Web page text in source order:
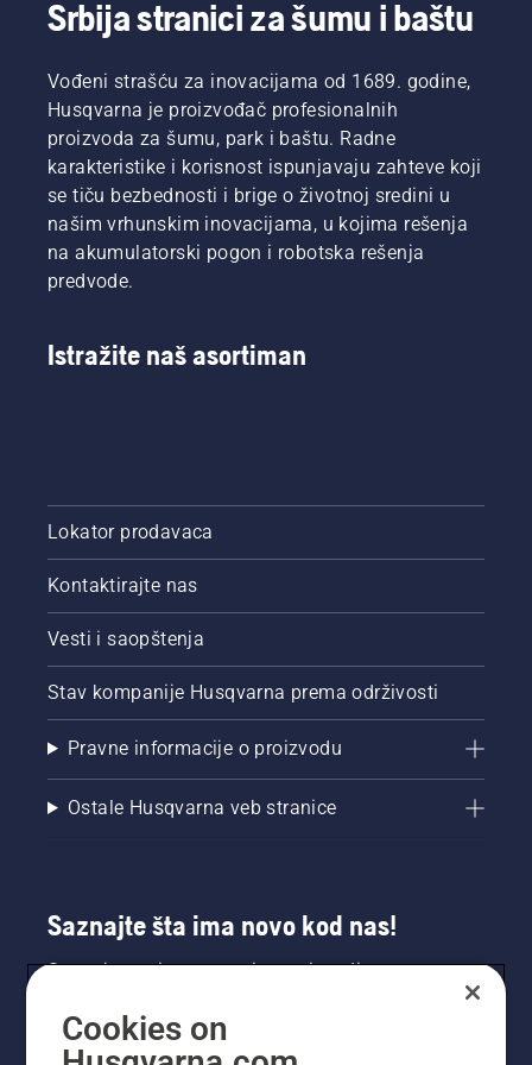
ogradom
potpuno
novom,
sastavili
smo ovaj
vodič
koji je
jednostavan
za
praćenje
kako
pomogli
Srbija stranici za šumu i baštu
Vođeni strašću za inovacijama od 1689. godine,
Husqvarna je proizvođač profesionalnih
proizvoda za šumu, park i baštu. Radne
karakteristike i korisnost ispunjavaju zahteve koji
se tiču bezbednosti i brige o životnoj sredini u
našim vrhunskim inovacijama, u kojima rešenja
na akumulatorski pogon i robotska rešenja
predvode.
Istražite naš asortiman
Lokator prodavaca
Kontaktirajte nas
Vesti i saopštenja
Stav kompanije Husqvarna prema održivosti
Pravne informacije o proizvodu
Ostale Husqvarna veb stranice
Saznajte šta ima novo kod nas!
Saznajte prvi sve o novim proizvodima,
Prijavite se na naš bilten ovde.
Cookies on